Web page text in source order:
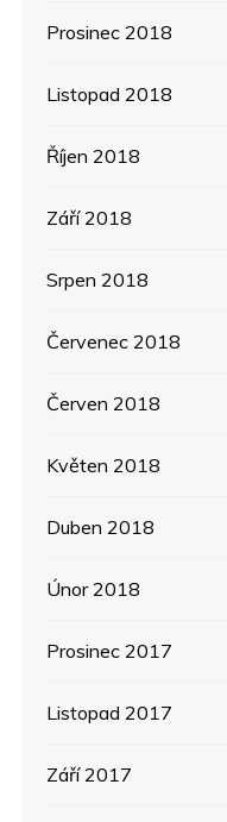
Prosinec 2018
Listopad 2018
Říjen 2018
Září 2018
Srpen 2018
Červenec 2018
Červen 2018
Květen 2018
Duben 2018
Únor 2018
Prosinec 2017
Listopad 2017
Září 2017